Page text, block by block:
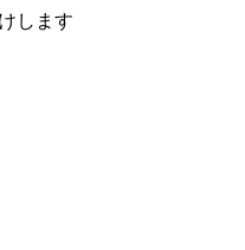
します